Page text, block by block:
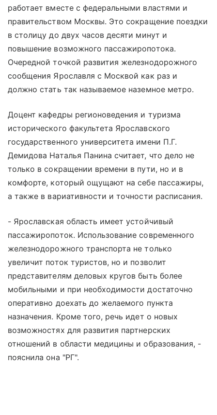
работает вместе с федеральными властями и
правительством Москвы. Это сокращение поездки
в столицу до двух часов десяти минут и
повышение возможного пассажиропотока.
Очередной точкой развития железнодорожного
сообщения Ярославля с Москвой как раз и
должно стать так называемое наземное метро.
Доцент кафедры регионоведения и туризма
исторического факультета Ярославского
государственного университета имени П.Г.
Демидова Наталья Панина считает, что дело не
только в сокращении времени в пути, но и в
комфорте, который ощущают на себе пассажиры,
а также в вариативности и точности расписания.
- Ярославская область имеет устойчивый
пассажиропоток. Использование современного
железнодорожного транспорта не только
увеличит поток туристов, но и позволит
представителям деловых кругов быть более
мобильными и при необходимости достаточно
оперативно доехать до желаемого пункта
назначения. Кроме того, речь идет о новых
возможностях для развития партнерских
отношений в области медицины и образования, -
пояснила она "РГ".